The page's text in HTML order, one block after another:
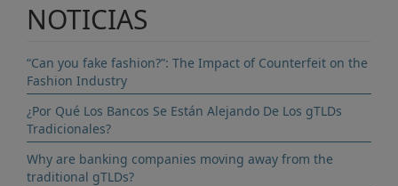
NOTICIAS
“Can you fake fashion?”: The Impact of Counterfeit on the
Fashion Industry
¿Por Qué Los Bancos Se Están Alejando De Los gTLDs
Tradicionales?
Why are banking companies moving away from the
traditional gTLDs?